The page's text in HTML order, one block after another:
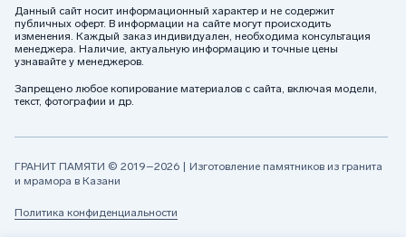
Данный сайт носит информационный характер и не содержит
публичных оферт. В информации на сайте могут происходить
изменения. Каждый заказ индивидуален, необходима консультация
менеджера. Наличие, актуальную информацию и точные цены
узнавайте у менеджеров.
Запрещено любое копирование материалов с сайта, включая модели,
текст, фотографии и др.
ГРАНИТ ПАМЯТИ © 2019–2026 | Изготовление памятников из гранита
и мрамора в Казани
Политика конфиденциальности